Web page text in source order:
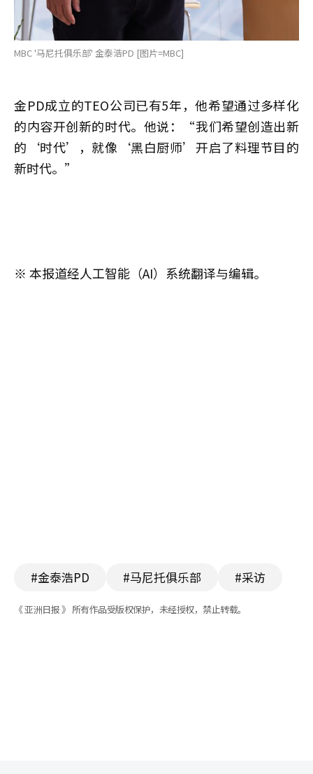
MBC '马尼托俱乐部' 金泰浩PD [图片=MBC]
金PD成立的TEO公司已有5年，他希望通过多样化
的内容开创新的时代。他说：“我们希望创造出新
的‘时代’，就像‘黑白厨师’开启了料理节目的
新时代。”
※ 本报道经人工智能（AI）系统翻译与编辑。
#金泰浩PD #马尼托俱乐部 #采访
《 亚洲日报 》 所有作品受版权保护，未经授权，禁止转载。